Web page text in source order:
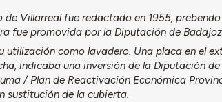
Villarreal fue redactado en 1955,
fue promovida por la Diputación de Badajoz.
utilización como lavadero. Una placa en el
indicaba una inversión de la Diputación
/ Plan de Reactivación Económica
sustitución de la cubierta.